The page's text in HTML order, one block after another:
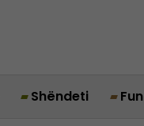
Shëndeti Fun